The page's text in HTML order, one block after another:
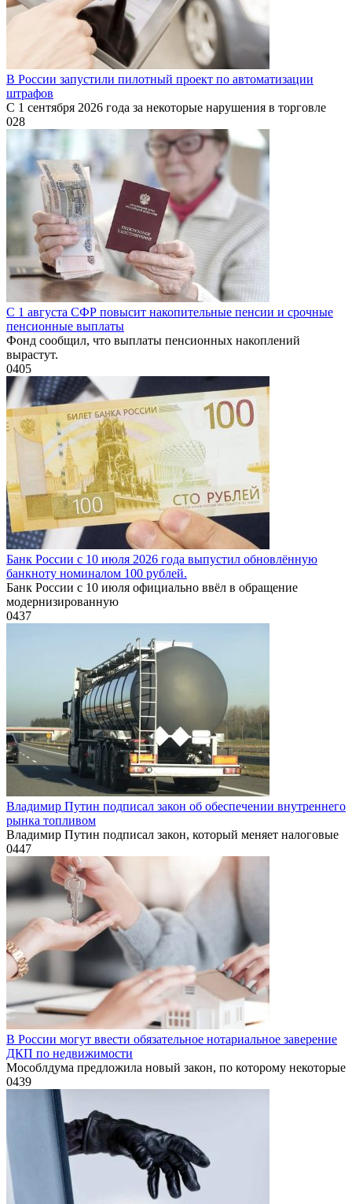
В России запустили пилотный проект по автоматизации
штрафов
С 1 сентября 2026 года за некоторые нарушения в торговле
028
С 1 августа СФР повысит накопительные пенсии и срочные
пенсионные выплаты
Фонд сообщил, что выплаты пенсионных накоплений
вырастут.
0405
Банк России с 10 июля 2026 года выпустил обновлённую
банкноту номиналом 100 рублей.
Банк России с 10 июля официально ввёл в обращение
модернизированную
0437
Владимир Путин подписал закон об обеспечении внутреннего
рынка топливом
Владимир Путин подписал закон, который меняет налоговые
0447
В России могут ввести обязательное нотариальное заверение
ДКП по недвижимости
Мособлдума предложила новый закон, по которому некоторые
0439